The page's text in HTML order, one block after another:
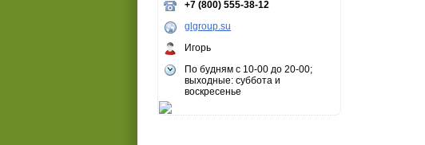
+7 (800) 555-38-12
glgroup.su
Игорь
По будням с 10-00 до 20-00;
выходные: суббота и
воскресенье